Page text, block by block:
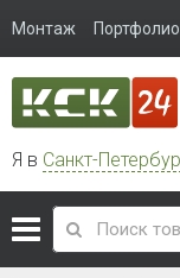
Монтаж Портфолио
Я в Санкт-